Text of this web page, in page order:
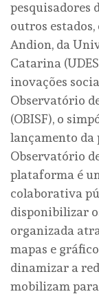
pesquisadores
outros
Andion, da
Catarina
inovações
Observatório
(OBISF), o
lançamento da
Observatório
plataforma é
colaborativa
disponibilizar
organizada
mapas e
dinamizar a
mobilizam